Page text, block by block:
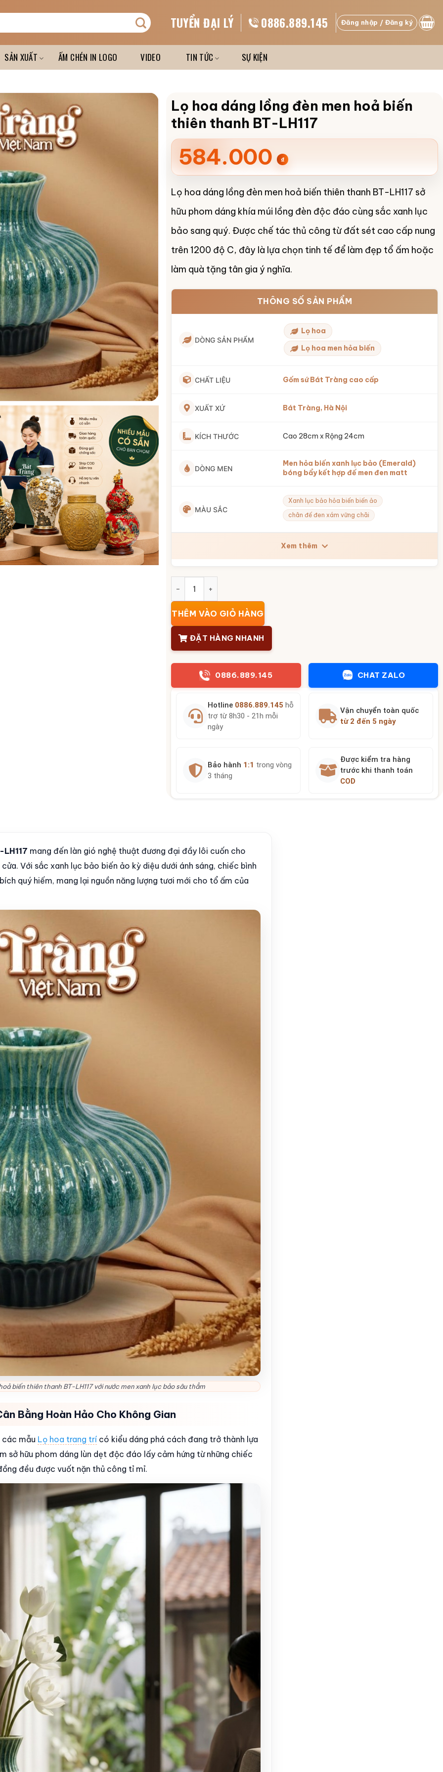
TUYỂN ĐẠI LÝ 0886.889.145 Đăng nhập / Đăng ký
SẢN XUẤT ẤM CHÉN IN LOGO VIDEO TIN TỨC SỰ KIỆN
Lọ hoa dáng lồng đèn men hoả biến
thiên thanh BT-LH117
584.000 ₫
Lọ hoa dáng lồng đèn men hoả biến thiên thanh BT-LH117 sở
hữu phom dáng khía múi lồng đèn độc đáo cùng sắc xanh lục
bảo sang quý. Được chế tác thủ công từ đất sét cao cấp nung
trên 1200 độ C, đây là lựa chọn tinh tế để làm đẹp tổ ấm hoặc
làm quà tặng tân gia ý nghĩa.
THÔNG SỐ SẢN PHẨM
DÒNG SẢN PHẨM
Lọ hoa
Lọ hoa men hỏa biến
CHẤT LIỆU Gốm sứ Bát Tràng cao cấp
XUẤT XỨ Bát Tràng, Hà Nội
KÍCH THƯỚC Cao 28cm x Rộng 24cm
DÒNG MEN
Men hỏa biến xanh lục bảo (Emerald)
bóng bẩy kết hợp đế men đen matt
MÀU SẮC
Xanh lục bảo hỏa biến biến ảo
chân đế đen xám vững chãi
Xem thêm
THÊM VÀO GIỎ HÀNG
ĐẶT HÀNG NHANH
0886.889.145 CHAT ZALO
Hotline 0886.889.145 hỗ
trợ từ 8h30 - 21h mỗi
ngày
Vận chuyển toàn quốc
từ 2 đến 5 ngày
Bảo hành 1:1 trong vòng
3 tháng
Được kiểm tra hàng
trước khi thanh toán
COD
mang đến làn gió nghệ thuật đương đại đầy lôi cuốn cho
Với sắc xanh lục bảo biến ảo kỳ diệu dưới ánh sáng, chiếc bình
quý hiếm, mang lại nguồn năng lượng tươi mới cho tổ ấm của
biến thiên thanh BT-LH117 với nước men xanh lục bảo sâu thẳm
Bằng Hoàn Hảo Cho Không Gian
các mẫu Lọ hoa trang trícó kiểu dáng phá cách đang trở thành lựa
sở hữu phom dáng lùn dẹt độc đáo lấy cảm hứng từ những chiếc
đều được vuốt nặn thủ công tỉ mỉ.